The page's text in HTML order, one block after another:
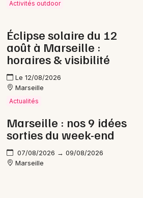
Activités outdoor
Éclipse solaire du 12
août à Marseille :
horaires & visibilité
Le 12/08/2026
Marseille
Actualités
Marseille : nos 9 idées
sorties du week-end
07/08/2026 → 09/08/2026
Marseille